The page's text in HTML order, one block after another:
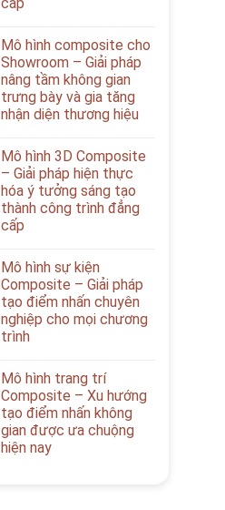
Mô hình composite cho
Showroom – Giải pháp
nâng tầm không gian
trưng bày và gia tăng
nhận diện thương hiệu
Mô hình 3D Composite
– Giải pháp hiện thực
hóa ý tưởng sáng tạo
thành công trình đẳng
cấp
Mô hình sự kiện
Composite – Giải pháp
tạo điểm nhấn chuyên
nghiệp cho mọi chương
trình
Mô hình trang trí
Composite – Xu hướng
tạo điểm nhấn không
gian được ưa chuộng
hiện nay